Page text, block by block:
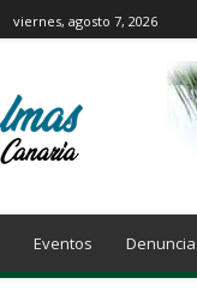
viernes, agosto 7, 2026
Eventos